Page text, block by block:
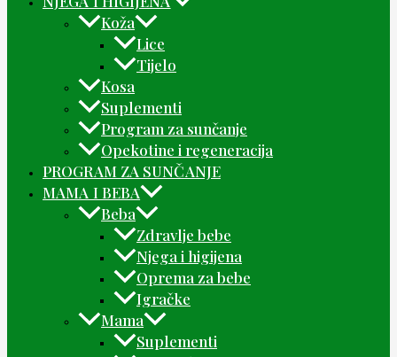
Koža
Lice
Tijelo
Kosa
Suplementi
Program za sunčanje
Opekotine i regeneracija
PROGRAM ZA SUNČANJE
MAMA I BEBA
Beba
Zdravlje bebe
Njega i higijena
Oprema za bebe
Igračke
Mama
Suplementi